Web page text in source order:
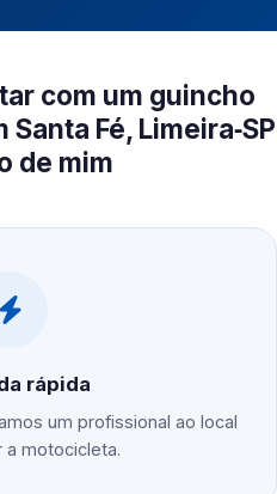
com um guincho
Fé, Limeira‑SP
de mim
rápida
um profissional ao local
a motocicleta.